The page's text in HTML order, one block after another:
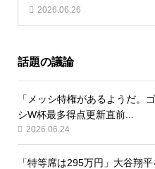
2026.06.26
話題の議論
「メッシ特権があるようだ。
シW杯最多得点更新直前...
2026.06.24
「特等席は295万円」大谷翔